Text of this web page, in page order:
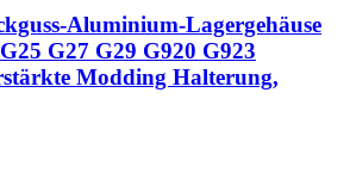
Aluminium-Lagergehäuse
G27 G29 G920 G923
Modding Halterung,